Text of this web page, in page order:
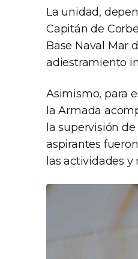
La unidad,
Capitán de
Base Naval Mar
adiestramiento
Asimismo, para
la Armada
la supervisión
aspirantes
las actividades